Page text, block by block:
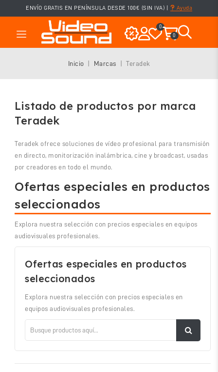
ENVÍO GRATIS EN PENÍNSULA DESDE 100€ (SIN IVA) Ayuda
0
0
Inicio Marcas Teradek
Listado de productos por marca
Teradek
Teradek ofrece soluciones de vídeo profesional para transmisión
en directo, monitorización inalámbrica, cine y broadcast, usadas
por creadores en todo el mundo.
Ofertas especiales en productos
seleccionados
Explora nuestra selección con precios especiales en equipos
audiovisuales profesionales.
Ofertas especiales en productos
seleccionados
Explora nuestra selección con precios especiales en
equipos audiovisuales profesionales.